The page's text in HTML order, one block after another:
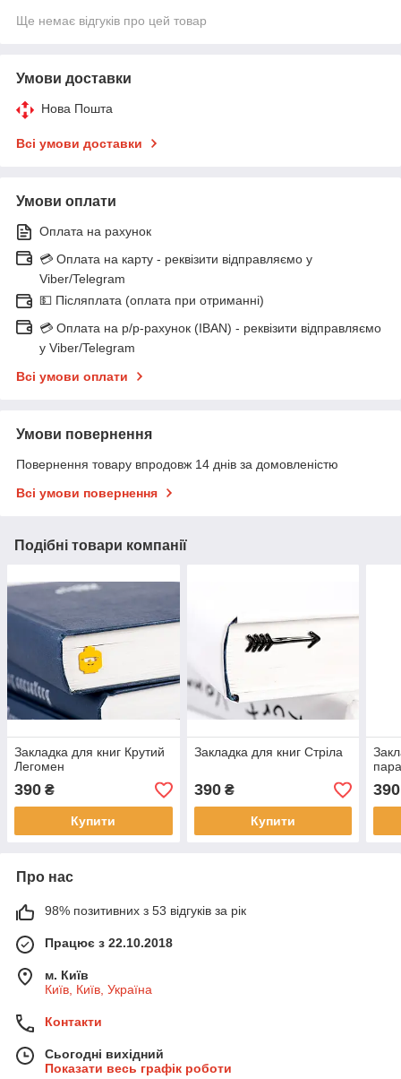
Ще немає відгуків про цей товар
Умови доставки
Нова Пошта
Всі умови доставки
Умови оплати
Оплата на рахунок
💳 Оплата на карту - реквізити відправляємо у
Viber/Telegram
💵 Післяплата (оплата при отриманні)
💳 Оплата на р/р-рахунок (IBAN) - реквізити відправляємо
у Viber/Telegram
Всі умови оплати
Умови повернення
Повернення товару впродовж 14 днів за домовленістю
Всі умови повернення
Подібні товари компанії
Закладка для книг Крутий
Легомен
390 ₴
Купити
Закладка для книг Стріла
390₴
Купити
390
Про нас
98% позитивних з 53 відгуків за рік
Працює з 22.10.2018
м. Київ
Київ, Київ, Україна
Контакти
Сьогодні вихідний
Показати весь графік роботи